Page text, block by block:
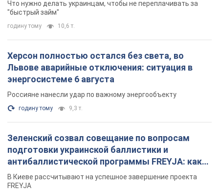
Зеленский созвал совещание по вопросам
подготовки украинской баллистики и
В Киеве рассчитывают на успешное завершение проекта
FREYJA
2 години тому 31,5 т.